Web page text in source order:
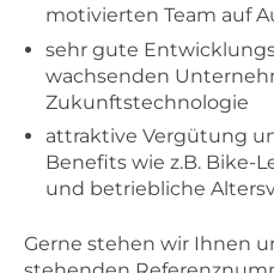
motivierten Team auf
sehr gute
wachsenden
Zukunftstechnologie
attraktive Vergütung
Benefits wie z.B. Bike-
und betriebliche
Gerne stehen wir Ihnen